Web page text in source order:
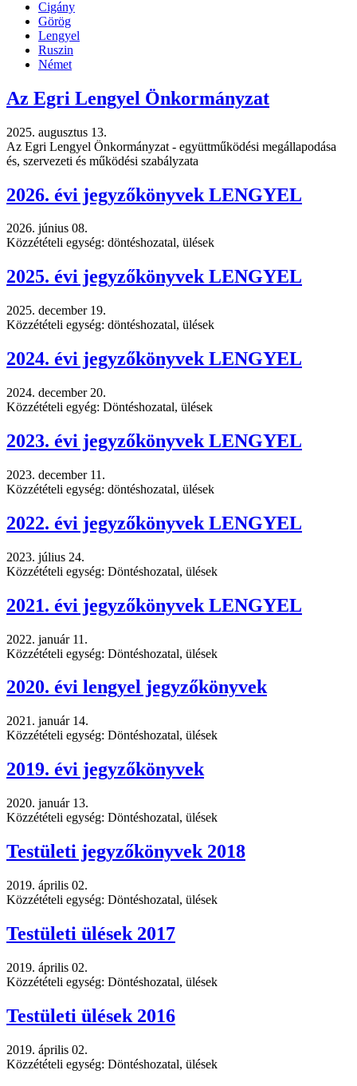
Cigány
Görög
Lengyel
Ruszin
Német
Az Egri Lengyel Önkormányzat
2025. augusztus 13.
Az Egri Lengyel Önkormányzat - együttműködési megállapodása
és, szervezeti és működési szabályzata
2026. évi jegyzőkönyvek LENGYEL
2026. június 08.
Közzétételi egység: döntéshozatal, ülések
2025. évi jegyzőkönyvek LENGYEL
2025. december 19.
Közzétételi egység: döntéshozatal, ülések
2024. évi jegyzőkönyvek LENGYEL
2024. december 20.
Közzétételi egyég: Döntéshozatal, ülések
2023. évi jegyzőkönyvek LENGYEL
2023. december 11.
Közzétételi egység: döntéshozatal, ülések
2022. évi jegyzőkönyvek LENGYEL
2023. július 24.
Közzétételi egység: Döntéshozatal, ülések
2021. évi jegyzőkönyvek LENGYEL
2022. január 11.
Közzétételi egység: Döntéshozatal, ülések
2020. évi lengyel jegyzőkönyvek
2021. január 14.
Közzétételi egység: Döntéshozatal, ülések
2019. évi jegyzőkönyvek
2020. január 13.
Közzétételi egység: Döntéshozatal, ülések
Testületi jegyzőkönyvek 2018
2019. április 02.
Közzétételi egység: Döntéshozatal, ülések
Testületi ülések 2017
2019. április 02.
Közzétételi egység: Döntéshozatal, ülések
Testületi ülések 2016
2019. április 02.
Közzétételi egység: Döntéshozatal, ülések